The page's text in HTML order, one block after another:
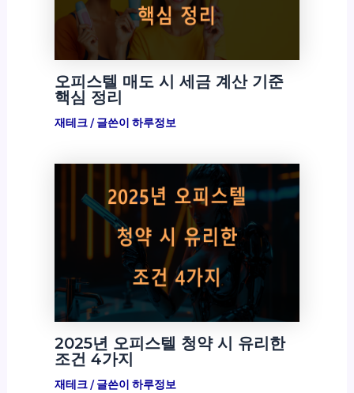
오피스텔 매도 시 세금 계산 기준
핵심 정리
재테크/ 글쓴이 하루정보
2025년 오피스텔 청약 시 유리한
조건 4가지
재테크/ 글쓴이 하루정보